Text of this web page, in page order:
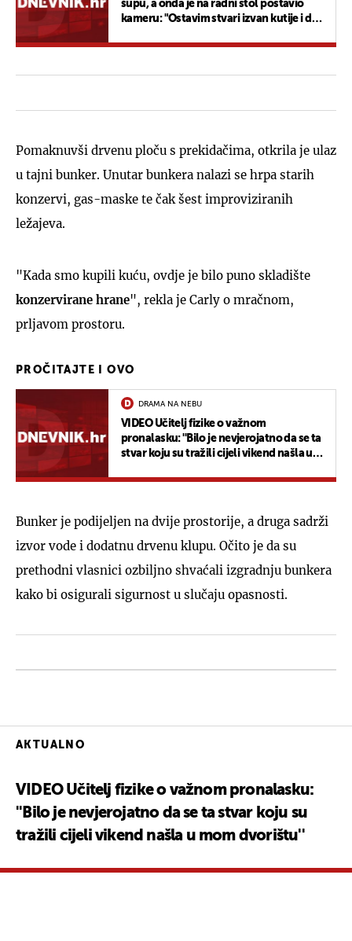
šupu, a onda je na radni stol postavio
kameru: "Ostavim stvari izvan kutije i do
Pomaknuvši drvenu ploču s prekidačima, otkrila je ulaz
u tajni bunker. Unutar bunkera nalazi se hrpa starih
konzervi, gas-maske te čak šest improviziranih
ležajeva.
"Kada smo kupili kuću, ovdje je bilo puno skladište
konzervirane hrane", rekla je Carly o mračnom,
prljavom prostoru.
PROČITAJTE I OVO
DRAMA NA NEBU
VIDEO Učitelj fizike o važnom
pronalasku: ''Bilo je nevjerojatno da se ta
stvar koju su tražili cijeli vikend našla u
Bunker je podijeljen na dvije prostorije, a druga sadrži
izvor vode i dodatnu drvenu klupu. Očito je da su
prethodni vlasnici ozbiljno shvaćali izgradnju bunkera
kako bi osigurali sigurnost u slučaju opasnosti.
AKTUALNO
VIDEO Učitelj fizike o važnom pronalasku:
''Bilo je nevjerojatno da se ta stvar koju su
tražili cijeli vikend našla u mom dvorištu''